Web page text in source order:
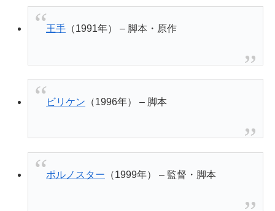
王手（1991年） – 脚本・原作
ビリケン （1996年） – 脚本
ポルノスター （1999年） – 監督・脚本